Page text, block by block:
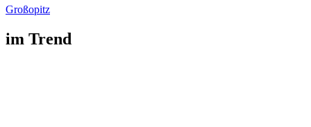
Großopitz
im Trend